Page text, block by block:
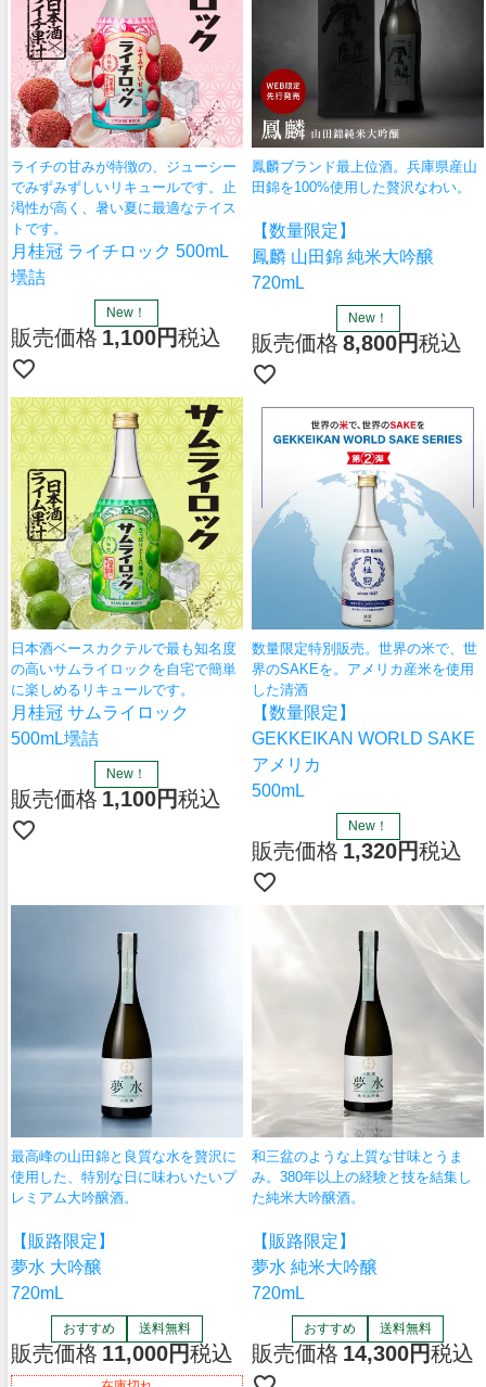
ライチの甘みが特徴の、ジューシー
でみずみずしいリキュールです。止
渇性が高く、暑い夏に最適なテイス
トです。
月桂冠 ライチロック 500mL
壜詰
New！
販売価格 1,100 税込
鳳麟ブランド最上位酒。兵庫県産山
田錦を100%使用した贅沢なわい。
【数量限定】
鳳麟 山田錦 純米大吟醸
720mL
New！
販売価格 8,800 税込
日本酒ベースカクテルで最も知名度
の高いサムライロックを自宅で簡単
に楽しめるリキュールです。
月桂冠 サムライロック
500mL壜詰
New！
販売価格 1,100 税込
数量限定特別販売。世界の米で、世
界のSAKEを。アメリカ産米を使用
した清酒
【数量限定】
GEKKEIKAN WORLD SAKE
アメリカ
500mL
New！
販売価格 1,320 税込
最高峰の山田錦と良質な水を贅沢に
使用した、特別な日に味わいたいプ
レミアム大吟醸酒。
【販路限定】
夢水 大吟醸
720mL
おすすめ 送料無料
販売価格 11,000 税込
和三盆のような上質な甘味とうま
み。380年以上の経験と技を結集し
た純米大吟醸酒。
【販路限定】
夢水 純米大吟醸
720mL
おすすめ 送料無料
販売価格 14,300 税込